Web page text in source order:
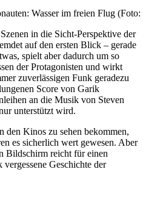
Wasser im freien Flug
in die Sicht-Perspektive der
auf den ersten Blick – gerade
spielt aber dadurch um so
der Protagonisten und wirkt
zuverlässigen Funk geradezu
Score von Garik
an die Musik von Steven
unterstützt wird.
den Kinos zu sehen bekommen,
es sicherlich wert gewesen. Aber
Bildschirm reicht für einen
Geschichte der